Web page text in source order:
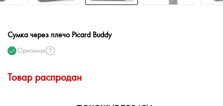
Сумка через плечо Picard Buddy
Оригинал
Товар распродан